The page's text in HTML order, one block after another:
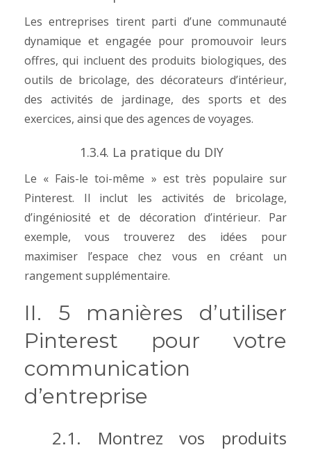
Les entreprises tirent parti d’une communauté
dynamique et engagée pour promouvoir leurs
offres, qui incluent des produits biologiques, des
outils de bricolage, des décorateurs d’intérieur,
des activités de jardinage, des sports et des
exercices, ainsi que des agences de voyages.
1.3.4. La pratique du DIY
Le « Fais-le toi-même » est très populaire sur
Pinterest. Il inclut les activités de bricolage,
d’ingéniosité et de décoration d’intérieur. Par
exemple, vous trouverez des idées pour
maximiser l’espace chez vous en créant un
rangement supplémentaire.
II. 5 manières d’utiliser
Pinterest pour votre
communication
d’entreprise
2.1. Montrez vos produits